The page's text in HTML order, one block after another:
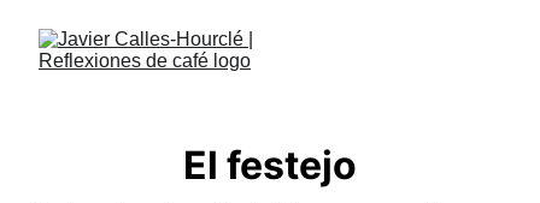
El festejo